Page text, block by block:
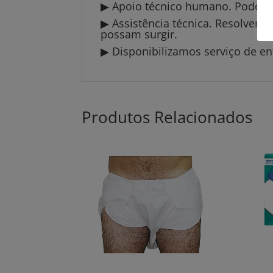
▶ Apoio técnico humano. Pode
▶ Assistência técnica.
possam surgir.
▶ Disponibilizamos serviço de
Produtos Relacionados